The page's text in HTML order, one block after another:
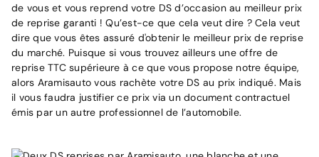
de vous et vous reprend votre DS d’occasion au meilleur prix
de reprise garanti ! Qu’est-ce que cela veut dire ? Cela veut
dire que vous êtes assuré d'obtenir le meilleur prix de reprise
du marché. Puisque si vous trouvez ailleurs une offre de
reprise TTC supérieure à ce que vous propose notre équipe,
alors Aramisauto vous rachète votre DS au prix indiqué. Mais
il vous faudra justifier ce prix via un document contractuel
émis par un autre professionnel de l’automobile.